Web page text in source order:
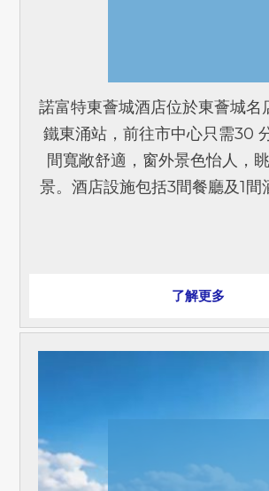
諾富特東薈城酒店位於東薈城名
鐵東涌站，前往市中心只需30
間寬敞舒適，窗外景色怡人，
景。酒店設施包括3間餐廳及1間
了解更多